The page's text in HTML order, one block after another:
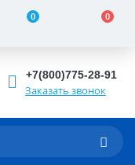
0 0
+7(800)775-28-91
Заказать звонок